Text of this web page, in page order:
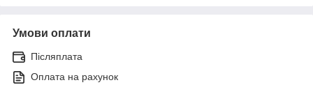
Умови оплати
Післяплата
Оплата на рахунок